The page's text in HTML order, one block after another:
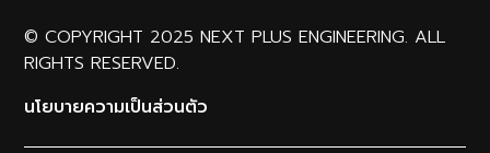
© COPYRIGHT 2025 NEXT PLUS ENGINEERING. ALL
RIGHTS RESERVED.
นโยบายความเป็นส่วนตัว